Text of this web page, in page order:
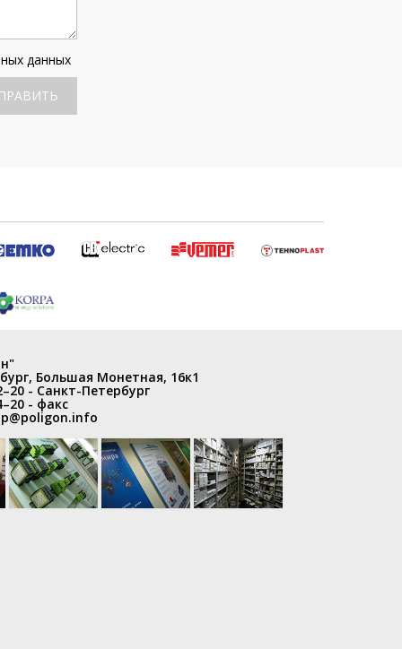
данных
, Большая Монетная, 16к1
- Санкт-Петербург
- факс